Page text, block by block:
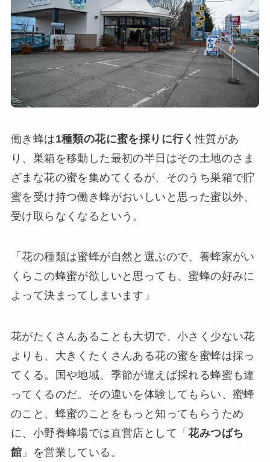
働き蜂は1種類の花に蜜を採りに行く性質があ
り、巣箱を移動した最初の半日はその土地のさま
ざまな花の蜜を集めてくるが、そのうち巣箱で貯
蜜を受け持つ働き蜂がおいしいと思った蜜以外、
受け取らなくなるという。
「花の種類は蜜蜂が自然と選ぶので、養蜂家がい
くらこの蜂蜜が欲しいと思っても、蜜蜂の好みに
よって決まってしまいます」
花がたくさんあることも大切で、小さく少ない花
よりも、大きくたくさんある花の蜜を蜜蜂は採っ
てくる。国や地域、季節が違えば採れる蜂蜜も違
ってくるのだ。その違いを体験してもらい、蜜蜂
のこと、蜂蜜のことをもっと知ってもらうため
に、小野養蜂場では直営店として「花みつばち
館 」を営業している。